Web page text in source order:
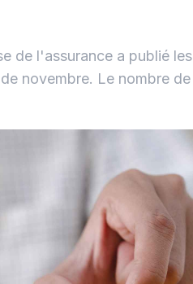
de l'assurance a publié les
novembre. Le nombre de